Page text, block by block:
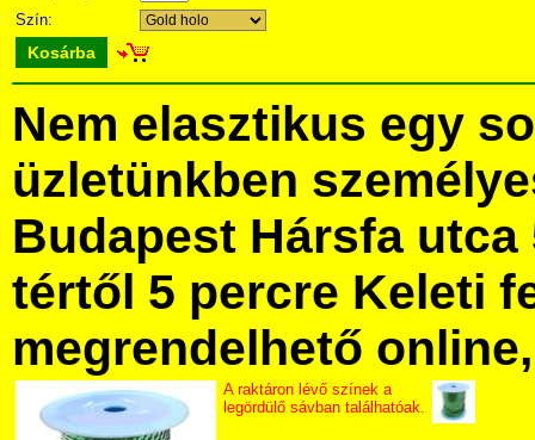
Szín:
Kosárba
Nem elasztikus egy
üzletünkben
Budapest Hársfa utca
tértől 5 percre Keleti
megrendelhető
A raktáron lévő színek a
legördülő sávban találhatóak.